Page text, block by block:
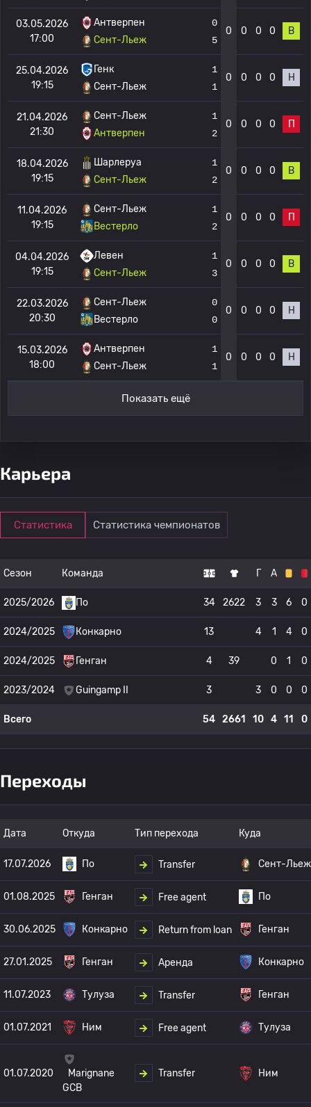
03.05.2026
17:00
Антверпен
Сент-Льеж
0
5
0 0 0 0 В
25.04.2026
19:15
Генк
Сент-Льеж
1
1
0 0 0 0 Н
21.04.2026
21:30
Сент-Льеж
Антверпен
1
2
0 0 0 0 П
18.04.2026
19:15
Шарлеруа
Сент-Льеж
1
2
0 0 0 0 В
11.04.2026
19:15
Сент-Льеж
Вестерло
1
2
0 0 0 0 П
04.04.2026
19:15
Левен
Сент-Льеж
1
3
0 0 0 0 В
22.03.2026
20:30
Сент-Льеж
Вестерло
0
0
0 0 0 0 Н
15.03.2026
18:00
Антверпен
Сент-Льеж
1
1
0 0 0 0 Н
Показать ещё
Карьера
Статистика Статистика чемпионатов
Сезон Команда Г А
2025/2026 По 34 2622 3 3 6 0
2024/2025 Конкарно 13 4 1 4 0
2024/2025 Генган 4 39 0 1 0
2023/2024 Guingamp II 3 3 0 0 0
Всего 54 2661 10 4 11 0
Переходы
Дата Откуда Тип перехода Куда
17.07.2026 По Transfer Сент-Льеж
01.08.2025 Генган Free agent По
30.06.2025 Конкарно Return from loan Генган
27.01.2025 Генган Аренда Конкарно
11.07.2023 Тулуза Transfer Генган
01.07.2021 Ним Free agent Тулуза
01.07.2020
Marignane
GCB
Transfer Ним